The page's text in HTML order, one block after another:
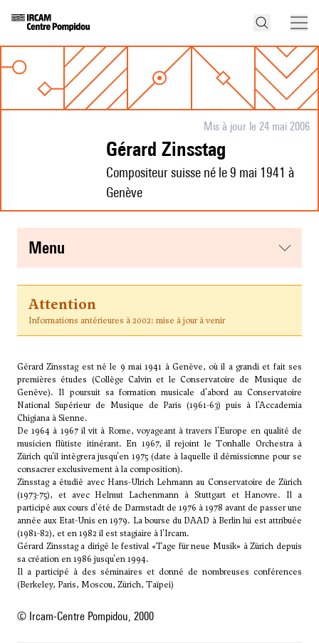
Mis à jour le 24 mai 2006
Gérard Zinsstag
Compositeur suisse né le 9 mai 1941 à
Genève
menu
Attention
Informations antérieures à 2002: mise à jour à venir
Gérard Zinsstag est né le 9 mai 1941 à Genève, où il a grandi et fait ses
premières études (Collège Calvin et le Conservatoire de Musique de
Genève). Il poursuit sa formation musicale d'abord au Conservatoire
National Supérieur de Musique de Paris (1961-63) puis à l'Accademia
Chigiana à Sienne.
De 1964 à 1967 il vit à Rome, voyageant à travers l'Europe en qualité de
musicien flûtiste itinérant. En 1967, il rejoint le Tonhalle Orchestra à
Zürich qu'il intègrera jusqu'en 1975 (date à laquelle il démissionne pour se
consacrer exclusivement à la composition).
Zinsstag a étudié avec Hans-Ulrich Lehmann au Conservatoire de Zürich
(1973-75), et avec Helmut Lachenmann à Stuttgart et Hanovre. Il a
participé aux cours d'été de Darmstadt de 1976 à 1978 avant de passer une
année aux Etat-Unis en 1979. La bourse du DAAD à Berlin lui est attribuée
(1981-82), et en 1982 il est stagiaire à l'Ircam.
Gérard Zinsstag a dirigé le festival «Tage für neue Musik» à Zürich depuis
sa création en 1986 jusqu'en 1994.
Il a participé à des séminaires et donné de nombreuses conférences
(Berkeley, Paris, Moscou, Zürich, Taïpei)
© Ircam-Centre Pompidou, 2000